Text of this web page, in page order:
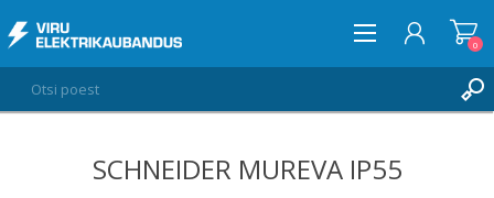
LOGI SISSE
0
SCHNEIDER MUREVA IP55